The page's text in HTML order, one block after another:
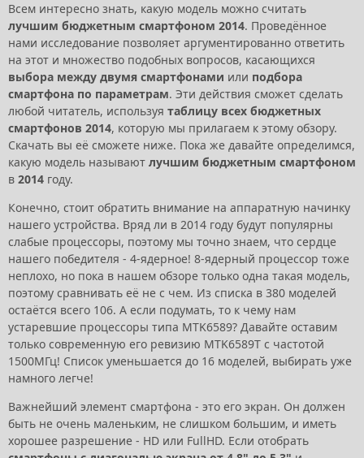
Всем интересно знать, какую модель можно считать
лучшим бюджетным смартфоном 2014. Проведённое
нами исследование позволяет аргументированно ответить
на этот и множество подобных вопросов, касающихся
выбора между двумя смартфонами или подбора
смартфона по параметрам. Эти действия сможет сделать
любой читатель, используя таблицу всех бюджетных
смартфонов 2014, которую мы прилагаем к этому обзору.
Скачать вы её сможете ниже. Пока же давайте определимся,
какую модель называют лучшим бюджетным смартфоном
в 2014 году.
Конечно, стоит обратить внимание на аппаратную начинку
нашего устройства. Вряд ли в 2014 году будут популярны
слабые процессоры, поэтому мы точно знаем, что сердце
нашего победителя - 4-ядерное! 8-ядерный процессор тоже
неплохо, но пока в нашем обзоре только одна такая модель,
поэтому сравнивать её не с чем. Из списка в 380 моделей
остаётся всего 106. А если подумать, то к чему нам
устаревшие процессоры типа MTK6589? Давайте оставим
только современную его ревизию MTK6589T с частотой
1500МГц! Список уменьшается до 16 моделей, выбирать уже
намного легче!
Важнейший элемент смартфона - это его экран. Он должен
быть не очень маленьким, не слишком большим, и иметь
хорошее разрешение - HD или FullHD. Если отобрать